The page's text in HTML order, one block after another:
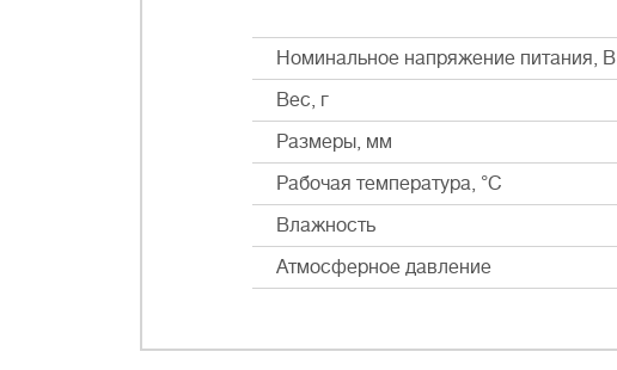
Номинальное напряжение питания, В
Вес, г
Размеры, мм
Рабочая температура, °С
Влажность
Атмосферное давление